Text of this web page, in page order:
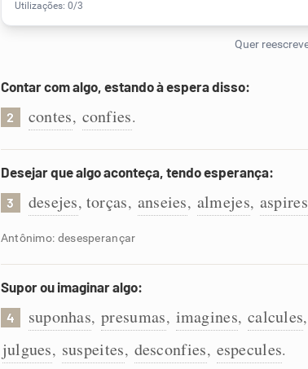
Contar com algo, estando à espera disso:
2 contes, confies.
Desejar que algo aconteça, tendo esperança:
3 desejes, torças, anseies, almejes, aspires
Antônimo: desesperançar
Supor ou imaginar algo:
4 suponhas, presumas, imagines, calcules,
julgues, suspeites, desconfies, especules.